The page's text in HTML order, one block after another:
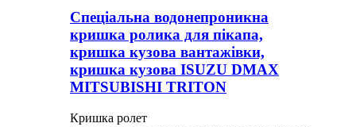
Спеціальна водонепроникна
кришка ролика для пікапа,
кришка кузова вантажівки,
кришка кузова ISUZU DMAX
MITSUBISHI TRITON
Кришка ролет